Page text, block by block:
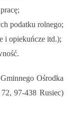
podatku rolnego;
i opiekuńcze itd.);
Ośrodka
97-438 Rusiec)